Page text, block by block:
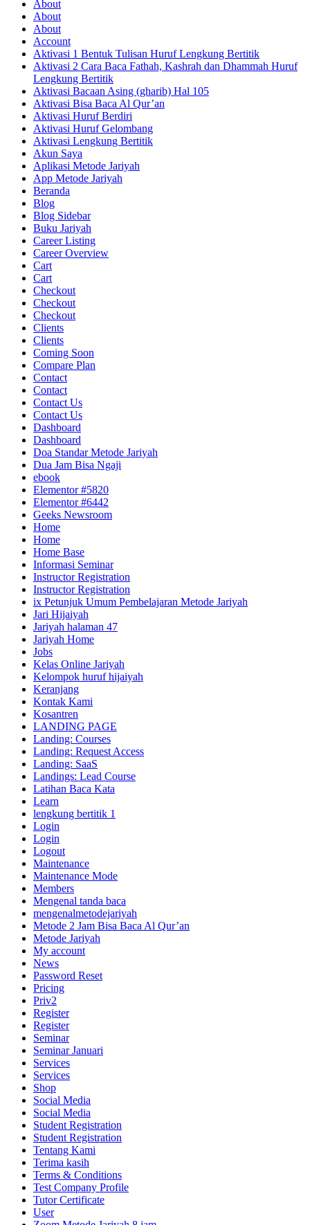
About
About
About
Account
Aktivasi 1 Bentuk Tulisan Huruf Lengkung Bertitik
Aktivasi 2 Cara Baca Fathah, Kashrah dan Dhammah Huruf
Lengkung Bertitik
Aktivasi Bacaan Asing (gharib) Hal 105
Aktivasi Bisa Baca Al Qur’an
Aktivasi Huruf Berdiri
Aktivasi Huruf Gelombang
Aktivasi Lengkung Bertitik
Akun Saya
Aplikasi Metode Jariyah
App Metode Jariyah
Beranda
Blog
Blog Sidebar
Buku Jariyah
Career Listing
Career Overview
Cart
Cart
Checkout
Checkout
Checkout
Clients
Clients
Coming Soon
Compare Plan
Contact
Contact
Contact Us
Contact Us
Dashboard
Dashboard
Doa Standar Metode Jariyah
Dua Jam Bisa Ngaji
ebook
Elementor #5820
Elementor #6442
Geeks Newsroom
Home
Home
Home Base
Informasi Seminar
Instructor Registration
Instructor Registration
ix Petunjuk Umum Pembelajaran Metode Jariyah
Jari Hijaiyah
Jariyah halaman 47
Jariyah Home
Jobs
Kelas Online Jariyah
Kelompok huruf hijaiyah
Keranjang
Kontak Kami
Kosantren
LANDING PAGE
Landing: Courses
Landing: Request Access
Landing: SaaS
Landings: Lead Course
Latihan Baca Kata
Learn
lengkung bertitik 1
Login
Login
Logout
Maintenance
Maintenance Mode
Members
Mengenal tanda baca
mengenalmetodejariyah
Metode 2 Jam Bisa Baca Al Qur’an
Metode Jariyah
My account
News
Password Reset
Pricing
Priv2
Register
Register
Seminar
Seminar Januari
Services
Services
Shop
Social Media
Social Media
Student Registration
Student Registration
Tentang Kami
Terima kasih
Terms & Conditions
Test Company Profile
Tutor Certificate
User